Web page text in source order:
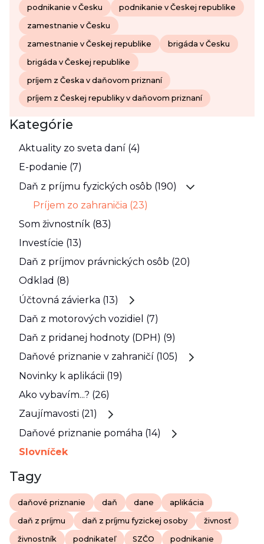
podnikanie v Česku podnikanie v Českej republike
zamestnanie v Česku
zamestnanie v Českej republike brigáda v Česku
brigáda v Českej republike
príjem z Česka v daňovom priznaní
príjem z Českej republiky v daňovom priznaní
Kategórie
Aktuality zo sveta daní (4)
E-podanie (7)
Daň z príjmu fyzických osôb (190)
Príjem zo zahraničia (23)
Som živnostník (83)
Investície (13)
Daň z príjmov právnických osôb (20)
Odklad (8)
Účtovná závierka (13)
Daň z motorových vozidiel (7)
Daň z pridanej hodnoty (DPH) (9)
Daňové priznanie v zahraničí (105)
Novinky k aplikácii (19)
Ako vybavím...? (26)
Zaujímavosti (21)
Daňové priznanie pomáha (14)
Slovníček
Tagy
daňové priznanie daň dane aplikácia
daň z príjmu daň z príjmu fyzickej osoby živnosť
živnostník podnikateľ SZČO podnikanie